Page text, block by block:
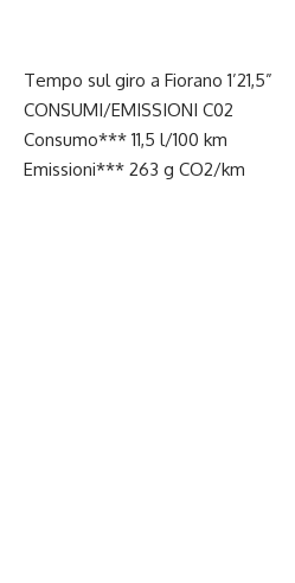
Tempo sul giro a Fiorano 1’21,5”
CONSUMI/EMISSIONI C02
Consumo*** 11,5 l/100 km
Emissioni*** 263 g CO2/km